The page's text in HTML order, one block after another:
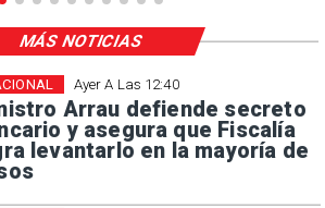
Ayer A Las 12:40
Arrau defiende secreto
y asegura que Fiscalía
levantarlo en la mayoría de
MÁS NOTICIAS